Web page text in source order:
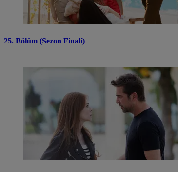
25. Bölüm (Sezon Finali)